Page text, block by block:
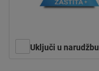
Uključi u narudžbu